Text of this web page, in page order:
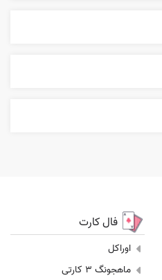
فال کارت
اوراکل
ماهجونگ 3 کارتی